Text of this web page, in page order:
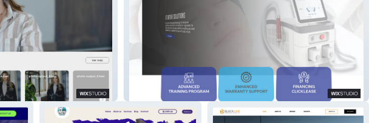
Biteki Solutions